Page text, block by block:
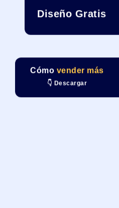
Diseño Gratis
Cómo vender más
👇 Descargar